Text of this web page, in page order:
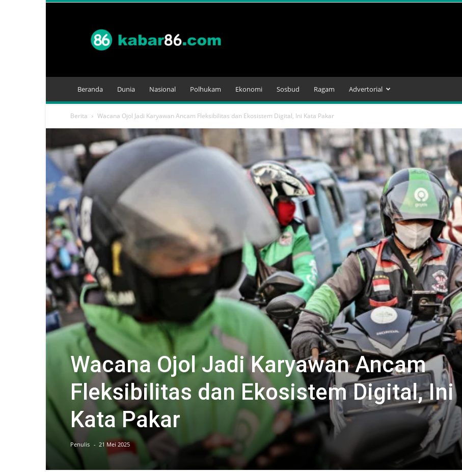
Beranda Dunia Nasional Polhukam Ekonomi Sosbud Ragam Advertorial
Berita Wacana Ojol Jadi Karyawan Ancam Fleksibilitas dan Ekosistem Digital, Ini Kata Pakar
Wacana Ojol Jadi Karyawan Ancam
Fleksibilitas dan Ekosistem Digital, Ini
Kata Pakar
Penulis - 21 Mei 2025